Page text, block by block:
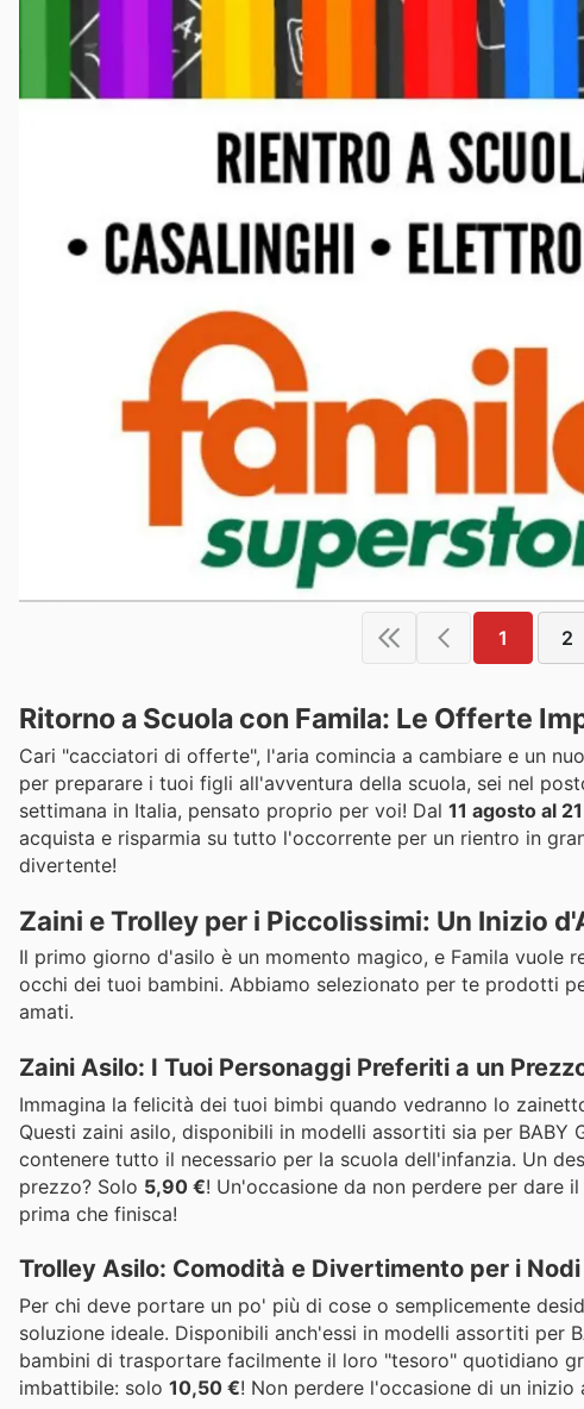
1 2
Ritorno a Scuola con Famila: Le Offerte
Cari "cacciatori di offerte", l'aria comincia a cambiare e un
per preparare i tuoi figli all'avventura della scuola, sei nel
settimana in Italia, pensato proprio per voi! Dal 11 agosto al
acquista e risparmia su tutto l'occorrente per un rientro in
divertente!
Zaini e Trolley per i Piccolissimi: Un Inizio
Il primo giorno d'asilo è un momento magico, e Famila vuole
occhi dei tuoi bambini. Abbiamo selezionato per te prodotti
amati.
Zaini Asilo: I Tuoi Personaggi Preferiti a un
Immagina la felicità dei tuoi bimbi quando vedranno lo
Questi zaini asilo, disponibili in modelli assortiti sia per BABY
contenere tutto il necessario per la scuola dell'infanzia. Un
prezzo? Solo 5,90 €! Un'occasione da non perdere per dare
prima che finisca!
Trolley Asilo: Comodità e Divertimento per i
Per chi deve portare un po' più di cose o semplicemente
soluzione ideale. Disponibili anch'essi in modelli assortiti per
bambini di trasportare facilmente il loro "tesoro" quotidiano
imbattibile: solo 10,50 €! Non perdere l'occasione di un